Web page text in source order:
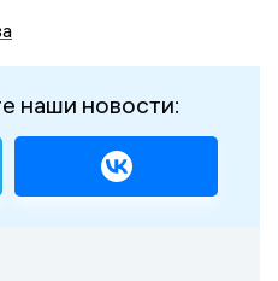
наши новости: